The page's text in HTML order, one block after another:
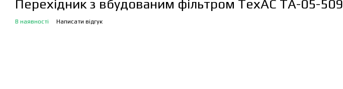
Перехідник з вбудованим фільтром ТехАС ТА-05-509
В наявності Написати відгук